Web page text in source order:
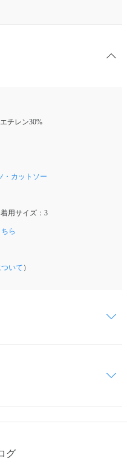
チレン30%
・カットソー
着用サイズ：3
ら
いて ）
グ